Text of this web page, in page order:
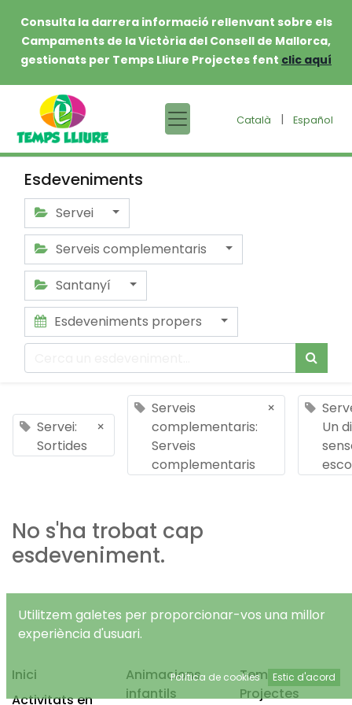
Consulta la darrera informació rellenvant sobre els
Campaments de la Victòria del Consell de Mallorca,
gestionats per Temps Lliure Projectes fent clic aquí
Català | Español
Esdeveniments
Servei
Serveis complementaris
Santanyí
Esdeveniments propers
Servei:
Sortides
×
Serveis
complementaris:
Serveis
complementaris
×
Un
No s'ha trobat cap
esdeveniment.
Inici
Activitats en
Animacions
infantils
Temps Lliure
Projectes
Utilitzem galetes per proporcionar-vos una millor
experiència d'usuari.
Política de cookies Estic d'acord